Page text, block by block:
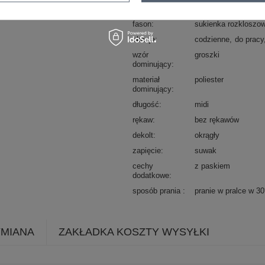
fason
sukienka
okazja
codzienne do pracy
wzór
dominujący
groszki
materiał
dominujący
poliester
długość
midi
rękaw
bez rękawów
dekolt
okrągły
zapięcie
suwak
cechy
dodatkowe
z paskiem
sposób prania pranie w pralce w
ZAKŁADKA KOSZTY WYSYŁKI